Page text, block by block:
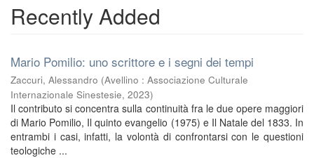
Recently Added
Mario Pomilio: uno scrittore e i segni dei tempi
Zaccuri, Alessandro (Avellino : Associazione Culturale
Internazionale Sinestesie, 2023)
Il contributo si concentra sulla continuità fra le due opere maggiori
di Mario Pomilio, Il quinto evangelio (1975) e Il Natale del 1833. In
entrambi i casi, infatti, la volontà di confrontarsi con le questioni
teologiche ...